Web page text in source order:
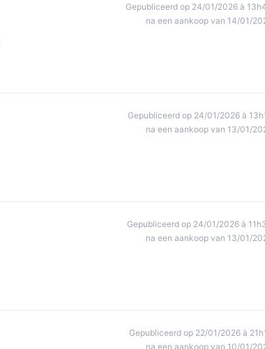
Gepubliceerd op 24/01/2026 à
na een aankoop van 14/01/
Gepubliceerd op 24/01/2026 à
na een aankoop van 13/01/
Gepubliceerd op 24/01/2026 à
na een aankoop van 13/01/
Gepubliceerd op 22/01/2026 à
na een aankoop van 10/01/